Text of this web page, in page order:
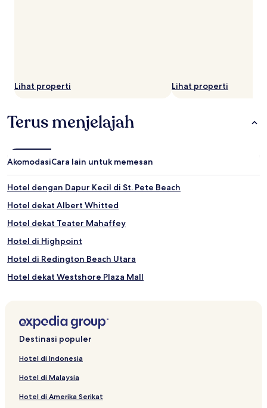
Lihat properti Lihat properti
Terus menjelajah
AkomodasiCara lain untuk memesan
Hotel dengan Dapur Kecil di St. Pete Beach
Hotel dekat Albert Whitted
Hotel dekat Teater Mahaffey
Hotel di Highpoint
Hotel di Redington Beach Utara
Hotel dekat Westshore Plaza Mall
Hotel Menerima Tamu LGBT di Tampa
Hotel dekat Pusat Medis Bay Pines VA
Hotel dekat Eckerd College
Destinasi populer
Hotel di Indonesia
Hotel di Malaysia
Hotel di Amerika Serikat